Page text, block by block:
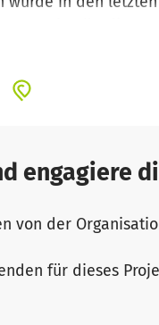
Außerdem
benötigt das
engagiere
von der
für dieses